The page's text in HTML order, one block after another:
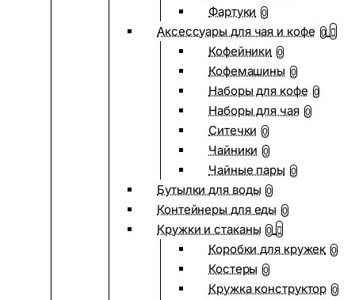
Фартуки 0
Аксессуары для чая и кофе 0
Кофейники 0
Кофемашины 0
Наборы для кофе 0
Наборы для чая 0
Ситечки 0
Чайники 0
Чайные пары 0
Бутылки для воды 0
Контейнеры для еды 0
Кружки и стаканы 0
Коробки для кружек 0
Костеры 0
Кружка конструктор 0